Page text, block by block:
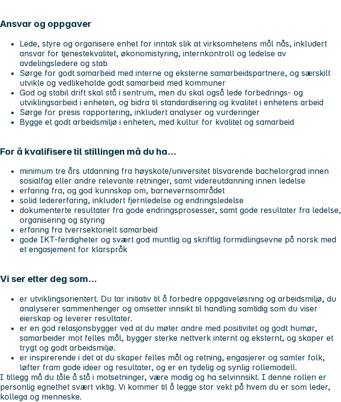
Ansvar og oppgaver
Lede, styre og organisere enhet for inntak slik at virksomhetens mål nås, inkludert
ansvar for tjenestekvalitet, økonomistyring, internkontroll og ledelse av
avdelingsledere og stab
Sørge for godt samarbeid med interne og eksterne samarbeidspartnere, og særskilt
utvikle og vedlikeholde godt samarbeid med kommuner
God og stabil drift skal stå i sentrum, men du skal også lede forbedrings- og
utviklingsarbeid i enheten, og bidra til standardisering og kvalitet i enhetens arbeid
Sørge for presis rapportering, inkludert analyser og vurderinger
Bygge et godt arbeidsmiljø i enheten, med kultur for kvalitet og samarbeid
For å kvalifisere til stillingen må du ha...
minimum tre års utdanning fra høyskole/universitet tilsvarende bachelorgrad innen
sosialfag eller andre relevante retninger, samt videreutdanning innen ledelse
erfaring fra, og god kunnskap om, barnevernsområdet
solid ledererfaring, inkludert fjernledelse og endringsledelse
dokumenterte resultater fra gode endringsprosesser, samt gode resultater fra ledelse,
organisering og styring
erfaring fra tverrsektorielt samarbeid
gode IKT-ferdigheter og svært god muntlig og skriftlig formidlingsevne på norsk med
et engasjement for klarspråk
Vi ser etter deg som...
er utviklingsorientert. Du tar initiativ til å forbedre oppgaveløsning og arbeidsmiljø, du
analyserer sammenhenger og omsetter innsikt til handling samtidig som du viser
eierskap og leverer resultater.
er en god relasjonsbygger ved at du møter andre med positivitet og godt humør,
samarbeider mot felles mål, bygger sterke nettverk internt og eksternt, og skaper et
trygt og godt arbeidsmiljø.
er inspirerende i det at du skaper felles mål og retning, engasjerer og samler folk,
løfter fram gode ideer og resultater, og er en tydelig og synlig rollemodell.
I tillegg må du tåle å stå i motsetninger, være modig og ha selvinnsikt. I denne rollen er
personlig egnethet svært viktig. Vi kommer til å legge stor vekt på hvem du er som leder,
kollega og menneske.